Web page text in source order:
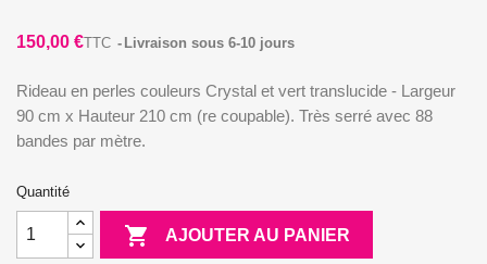
150,00 €TTC Livraison sous 6-10 jours
Rideau en perles couleurs Crystal et vert translucide - Largeur
90 cm x Hauteur 210 cm (re coupable). Très serré avec 88
bandes par mètre.
Quantité
 AJOUTER AU PANIER